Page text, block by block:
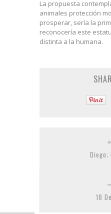
La propuesta
animales protección
prosperar, sería la
reconocería este
distinta a la humana.
Diego;
18